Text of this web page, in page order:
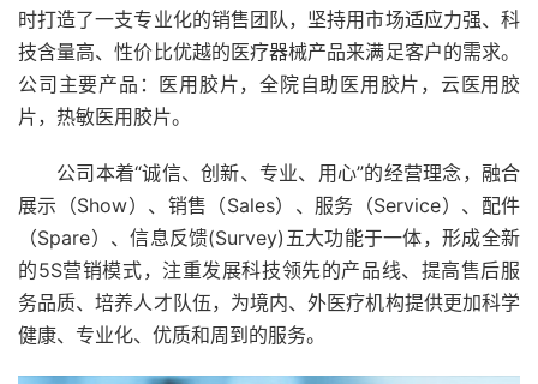
时打造了一支专业化的销售团队，坚持用市场适应力强、科
技含量高、性价比优越的医疗器械产品来满足客户的需求。
公司主要产品：医用胶片，全院自助医用胶片，云医用胶
片，热敏医用胶片。
公司本着“诚信、创新、专业、用心”的经营理念，融合
展示（Show）、销售（Sales）、服务（Service）、配件
（Spare）、信息反馈(Survey)五大功能于一体，形成全新
的5S营销模式，注重发展科技领先的产品线、提高售后服
务品质、培养人才队伍，为境内、外医疗机构提供更加科学
健康、专业化、优质和周到的服务。